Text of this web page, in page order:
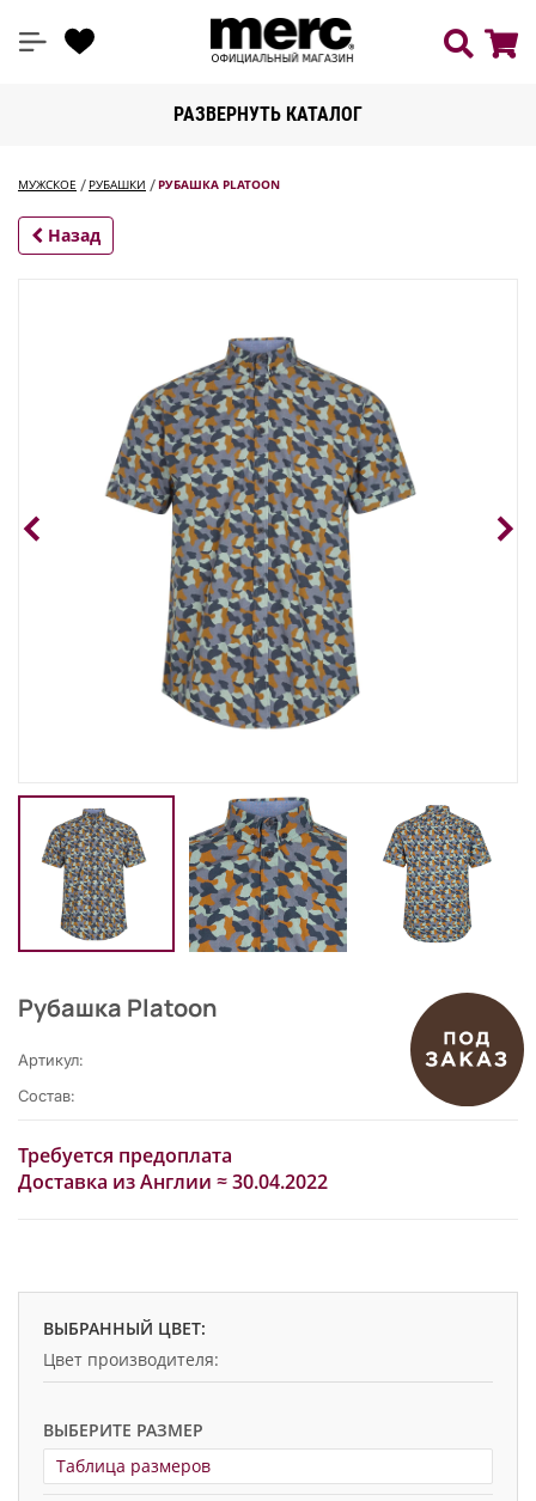
РАЗВЕРНУТЬ КАТАЛОГ
МУЖСКОЕ РУБАШКИ РУБАШКА PLATOON
Назад
Рубашка Platoon
Артикул:
Состав:
Требуется предоплата
Доставка из Англии ≈ 30.04.2022
ВЫБРАННЫЙ ЦВЕТ:
Цвет производителя:
ВЫБЕРИТЕ РАЗМЕР
Таблица размеров